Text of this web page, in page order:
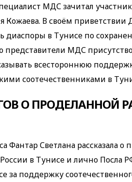
МДС зачитал
Кожаева. В своём
диаспоры в Тунисе по
представители МДС
всестороннюю
соотечественниками в
О ПРОДЕЛАННОЙ
Фантар Светлана рассказала
в Тунисе и лично Посла
за поддержку